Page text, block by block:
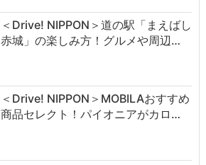
＜Drive! NIPPON＞道の駅「まえばし
赤城」の楽しみ方！グルメや周辺…
＜Drive! NIPPON＞MOBILAおすすめ
商品セレクト！パイオニアがカロ…